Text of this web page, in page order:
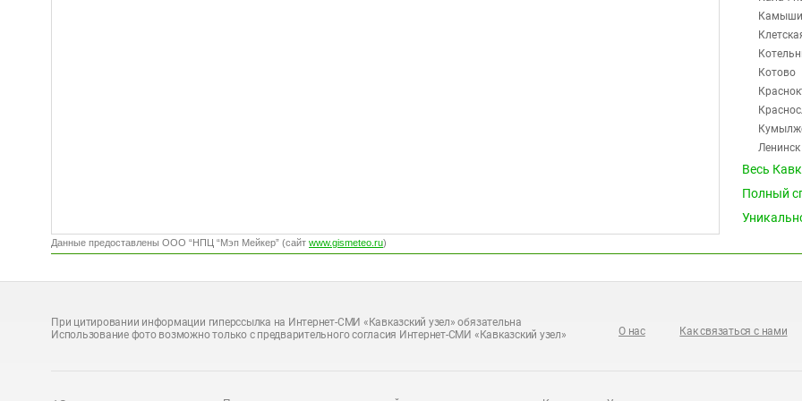
Котово
Ленинск
Весь
Полный
Данные предоставлены ООО “НПЦ “Мэп Мейкер” (сайт www.gismeteo.ru)
При цитировании информации гиперссылка на Интернет-СМИ «Кавказский узел» обязательна
Использование фото возможно только с предварительного согласия Интернет-СМИ «Кавказский узел»
О нас Как связаться с нами